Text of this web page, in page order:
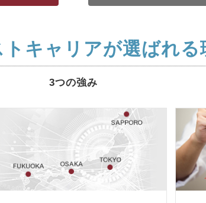
トキャリアが選ばれる
3つの強み